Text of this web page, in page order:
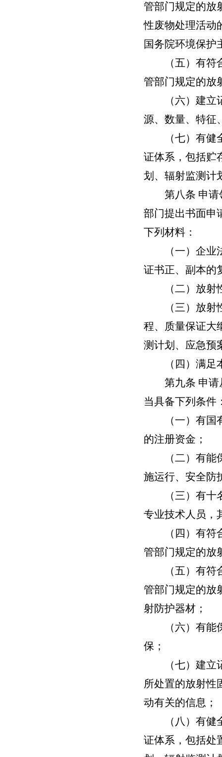
管部门规定的放
性废物处理活动
国务院环境保护
（五）有符合
管部门规定的放
（六）建立记
源、数量、特征
（七）有健全
证体系，包括贮
划、辐射监测计
第八条 申请
部门提出书面申
下列材料：
（一）企业法
证书正、副本的
（二）放射性
（三）放射性
程、质量保证大
测计划、应急预
（四）满足本
第九条 申请
当具备下列条件
（一）有国有
的注册资金；
（二）有能保
施运行、安全防
（三）有十名
专业技术人员，
（四）有符合
管部门规定的放
（五）有符合
管部门规定的放
射防护器材；
（六）有能保
保；
（七）建立记
所处置的放射性
动有关的信息；
（八）有健全
证体系，包括处